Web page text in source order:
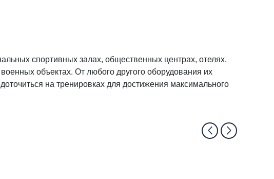
спортивных залах, общественных центрах, отелях,
объектах. От любого другого оборудования их
на тренировках для достижения максимального